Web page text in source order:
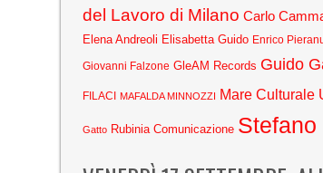
del Lavoro di Milano Carlo
Elena Andreoli Elisabetta Guido Enrico
Giovanni Falzone GleAM Records Guido
FILACI MAFALDA MINNOZZI Mare Culturale
Gatto Rubinia Comunicazione Stefano